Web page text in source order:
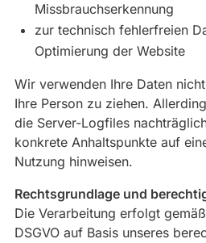
Missbrauchserkennung
zur technisch fehlerfreien
Optimierung der Website
Wir verwenden Ihre Daten
Ihre Person zu ziehen.
die Server-Logfiles
konkrete Anhaltspunkte auf
Nutzung hinweisen.
Rechtsgrundlage und
Die Verarbeitung erfolgt
DSGVO auf Basis unseres